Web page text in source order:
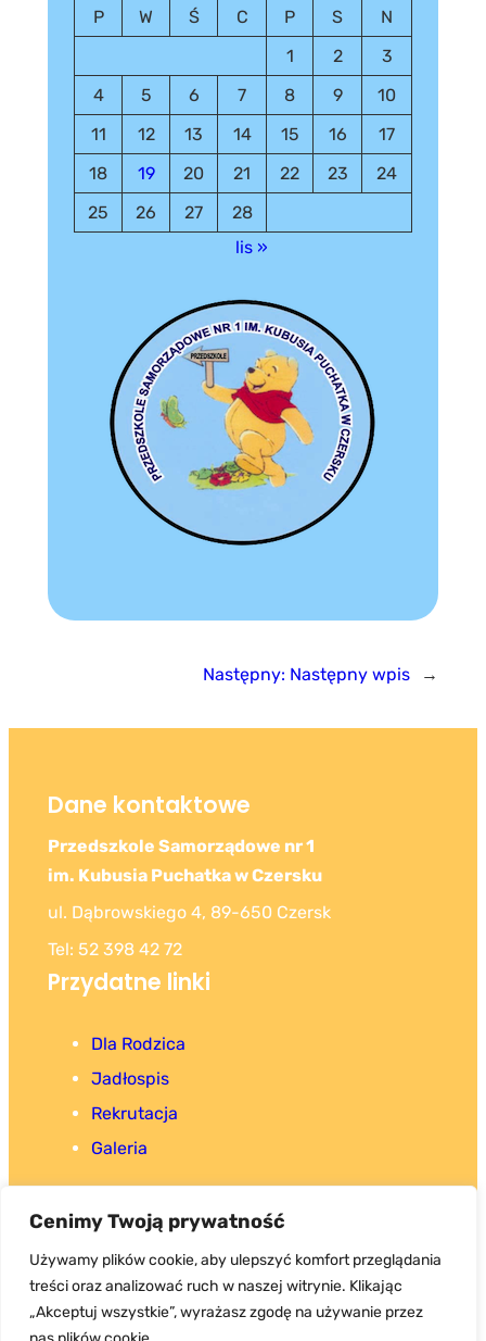
Cenimy Twoją prywatność
Używamy plików cookie, aby ulepszyć komfort przeglądania
treści oraz analizować ruch w naszej witrynie. Klikając
„Akceptuj wszystkie”, wyrażasz zgodę na używanie przez
P
W Ś C P S
N
1
2
3
4
5 6 7 8 9
10
11
12 13 14 15 16
17
18
19 20 21 22 23
24
25
26 27
28
lis »
Następny: Następny wpis →
Dane kontaktowe
Przedszkole Samorządowe nr 1
im. Kubusia Puchatka w Czersku
ul. Dąbrowskiego 4, 89-650 Czersk
Tel: 52 398 42 72
Przydatne linki
Dla Rodzica
Jadłospis
Rekrutacja
Galeria
Copyright 2025. Wszystkie prawa zastrzeżone.